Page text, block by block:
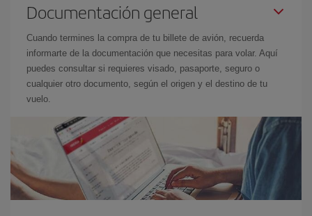
Documentación general
Cuando termines la compra de tu billete de avión, recuerda
informarte de la documentación que necesitas para volar. Aquí
puedes consultar si requieres visado, pasaporte, seguro o
cualquier otro documento, según el origen y el destino de tu
vuelo.